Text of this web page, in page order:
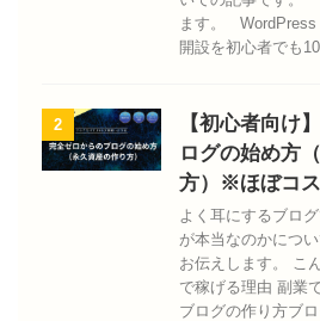
ます。 WordPress
開設を初心者でも
2
【初心者向け
ログの始め方
方）※ほぼコ
よく耳にするブロ
が本当なのかにつ
お伝えします。 こ
で稼げる理由 副業
ブログの作り方ブ